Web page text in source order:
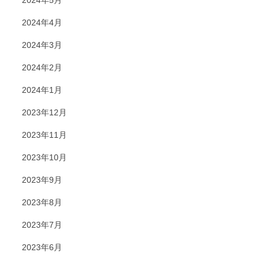
2024年4月
2024年3月
2024年2月
2024年1月
2023年12月
2023年11月
2023年10月
2023年9月
2023年8月
2023年7月
2023年6月